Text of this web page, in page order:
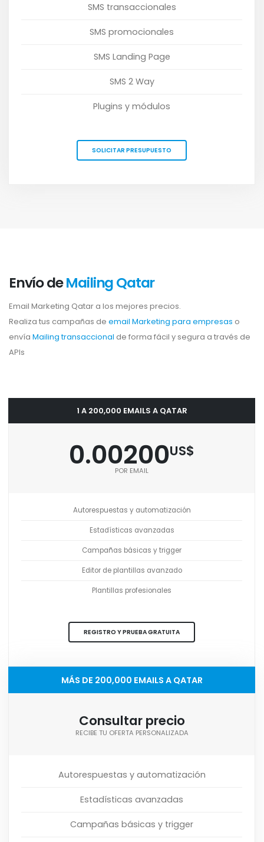
SMS transaccionales
SMS promocionales
SMS Landing Page
SMS 2 Way
Plugins y módulos
SOLICITAR PRESUPUESTO
Envío deMailing Qatar
Email Marketing Qatar a los mejores precios.
Realiza tus campañas de email Marketing para empresas o
envía Mailing transaccional de forma fácil y segura a través de
APIs
1 A 200,000 EMAILS A QATAR
0.00200US$
POR EMAIL
Autorespuestas y automatización
Estadísticas avanzadas
Campañas básicas y trigger
Editor de plantillas avanzado
Plantillas profesionales
REGISTRO Y PRUEBA GRATUITA
MÁS DE 200,000 EMAILS A QATAR
Consultar precio
RECIBE TU OFERTA PERSONALIZADA
Autorespuestas y automatización
Estadísticas avanzadas
Campañas básicas y trigger